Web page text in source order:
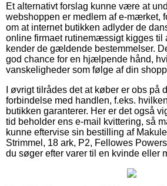
Et alternativt forslag kunne være at
webshoppen er medlem af e-mærket,
om at internet butikken adlyder de
online firmaet rutinemæssigt kigges til
kender de gældende bestemmelser.
god chance for en hjælpende hånd,
vanskeligheder som følge af din
I øvrigt tilrådes det at køber er obs
forbindelse med handlen, f.eks.
butikken garanterer. Her er det også
tid beholder ens e-mail kvittering, så
kunne eftervise sin bestilling af
Strimmel, 18 ark, P2, Fellowes
du søger efter varer til en kvinde eller